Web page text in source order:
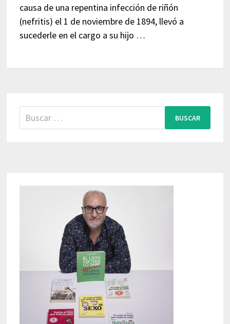
causa de una repentina infección de riñón
(nefritis) el 1 de noviembre de 1894, llevó a
sucederle en el cargo a su hijo …
Buscar: